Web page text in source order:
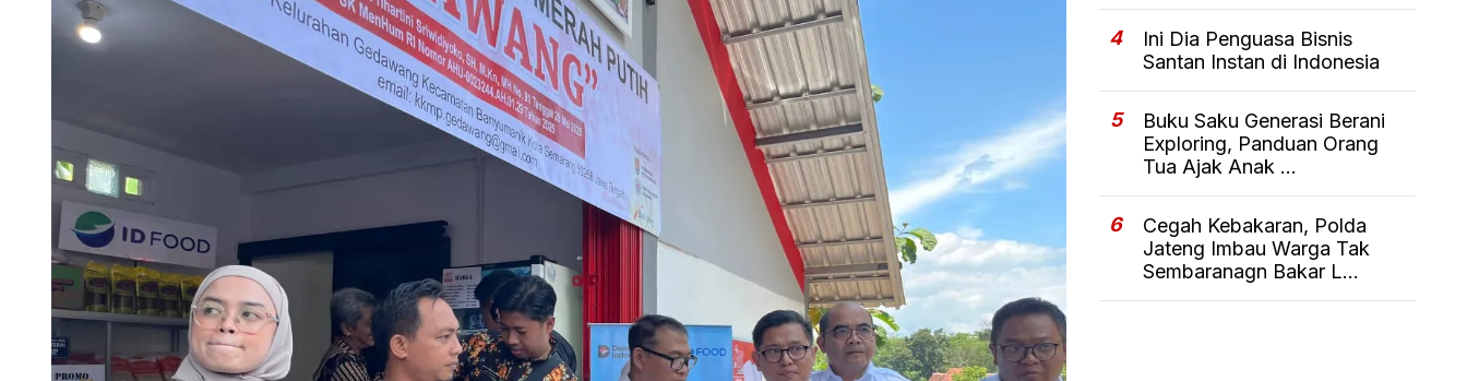
4
Ini Dia Penguasa Bisnis
Santan Instan di Indonesia
5
Buku Saku Generasi Berani
Exploring, Panduan Orang
Tua Ajak Anak ...
6
Cegah Kebakaran, Polda
Jateng Imbau Warga Tak
Sembaranagn Bakar L...